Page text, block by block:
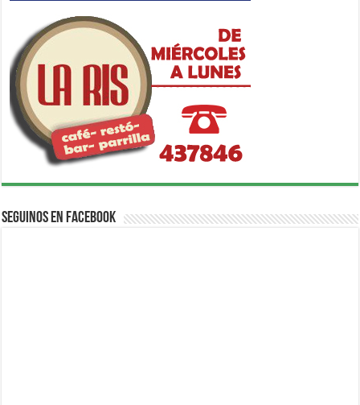
Seguinos en Facebook